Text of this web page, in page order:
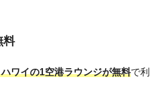
料
ワイの1空港ラウンジが無料で利